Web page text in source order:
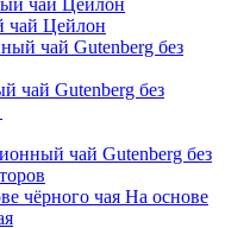
чай Цейлон
чай Gutenberg без
чай Gutenberg без
На основе